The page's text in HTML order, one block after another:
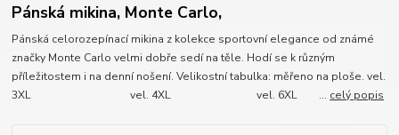
Pánská mikina, Monte Carlo,
Pánská celorozepínací mikina z kolekce sportovní elegance od známé
značky Monte Carlo velmi dobře sedí na těle. Hodí se k různým
příležitostem i na denní nošení. Velikostní tabulka: měřeno na ploše. vel.
3XL vel. 4XL vel. 6XL ... celý popis